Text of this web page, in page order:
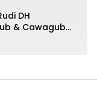
di Mana
DH
& Cawagub
dan Rano